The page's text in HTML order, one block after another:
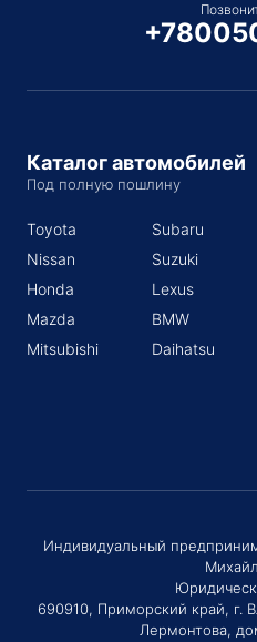
Каталог автомобилей
Под полную пошлину
Toyota
Nissan
Honda
Mazda
Mitsubishi
Subaru
Suzuki
Lexus
BMW
Daihatsu
Индивидуальный
690910, Приморский край, г.
Лермонтова,